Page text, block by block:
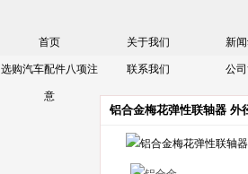
首页 关于我们 新
选购汽车配件八项注
意
联系我们 公
铝合金梅花弹性联轴器